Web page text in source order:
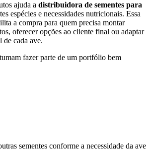
ajuda a distribuidora de sementes para
espécies e necessidades nutricionais. Essa
a compra para quem precisa montar
oferecer opções ao cliente final ou adaptar
de cada ave.
fazer parte de um portfólio bem
sementes conforme a necessidade da ave